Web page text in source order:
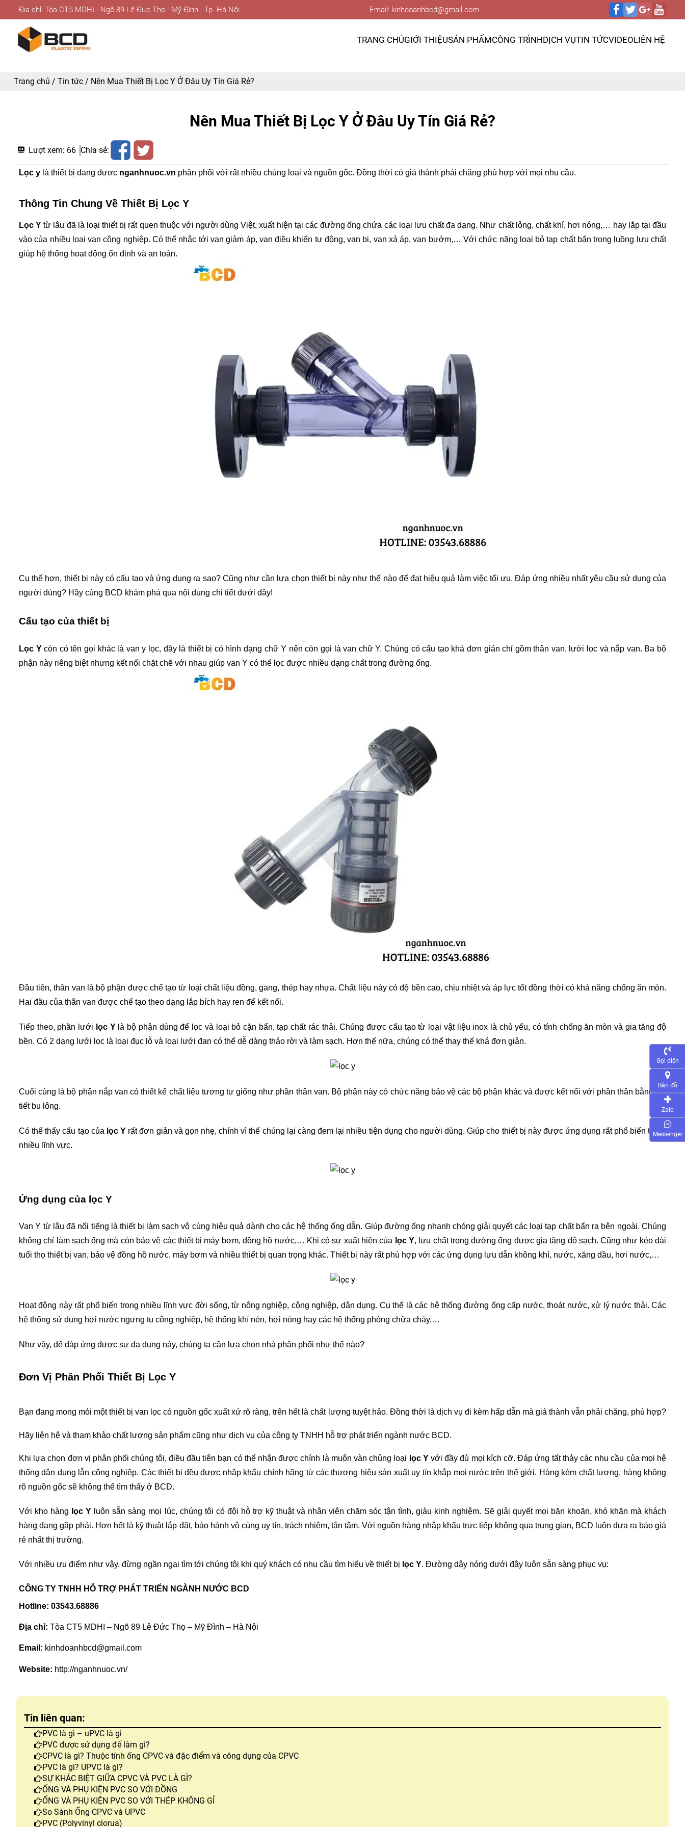
Địa chỉ: Tòa CT5 MDHI - Ngõ 89 Lê Đức Thọ - Mỹ Đình - Tp. Hà Nội Email: kinhdoanhbcd@gmail.com
TRANG CHỦGIỚI THIỆUSẢN PHẨMCÔNG TRÌNHDỊCH VỤTIN TỨCVIDEOLIÊN HỆ
Trang chủ / Tin tức / Nên Mua Thiết Bị Lọc Y Ở Đâu Uy Tín Giá Rẻ?
Nên Mua Thiết Bị Lọc Y Ở Đâu Uy Tín Giá Rẻ?
Lượt xem: 66 Chia sẻ:
Lọc y là thiết bị đang được nganhnuoc.vn phân phối với rất nhiều chủng loại và nguồn gốc. Đồng thời có giá thành phải chăng phù hợp với mọi nhu cầu.
Thông Tin Chung Về Thiết Bị Lọc Y
Lọc Y từ lâu đã là loại thiết bị rất quen thuộc với người dùng Việt, xuất hiện tại các đường ống chứa các loại lưu chất đa dạng. Như chất lỏng, chất khí, hơi nóng,… hay lắp tại đầu
vào của nhiều loại van công nghiệp. Có thể nhắc tới van giảm áp, van điều khiển tự động, van bi, van xả áp, van bướm,… Với chức năng loại bỏ tạp chất bẩn trong luồng lưu chất
giúp hệ thống hoạt động ổn định và an toàn.
Cụ thể hơn, thiết bị này có cấu tạo và ứng dụng ra sao? Cũng như cần lựa chọn thiết bị này như thế nào để đạt hiệu quả làm việc tối ưu. Đáp ứng nhiều nhất yêu cầu sử dụng của
người dùng? Hãy cùng BCD khám phá qua nội dung chi tiết dưới đây!
Cấu tạo của thiết bị
Lọc Y còn có tên gọi khác là van y lọc, đây là thiết bị có hình dạng chữ Y nên còn gọi là van chữ Y. Chúng có cấu tạo khá đơn giản chỉ gồm thân van, lưới lọc và nắp van. Ba bộ
phận này riêng biệt nhưng kết nối chặt chẽ với nhau giúp van Y có thể lọc được nhiều dạng chất trong đường ống.
Đầu tiên, thân van là bộ phận được chế tạo từ loại chất liệu đồng, gang, thép hay nhựa. Chất liệu này có độ bền cao, chịu nhiệt và áp lực tốt đồng thời có khả năng chống ăn mòn.
Hai đầu của thân van được chế tạo theo dạng lắp bích hay ren để kết nối.
Tiếp theo, phần lưới lọc Y là bộ phận dùng để lọc và loại bỏ cặn bẩn, tạp chất rác thải. Chúng được cấu tạo từ loại vật liệu inox là chủ yếu, có tính chống ăn mòn và gia tăng độ
bền. Có 2 dạng lưới lọc là loại đục lỗ và loại lưới đan có thể dễ dàng tháo rời và làm sạch. Hơn thế nữa, chúng có thể thay thế khá đơn giản.
Cuối cùng là bộ phận nắp van có thiết kế chất liệu tương tự giống như phần thân van. Bộ phận này có chức năng bảo vệ các bộ phận khác và được kết nối với phần thân bằng chi
tiết bu lông.
Có thể thấy cấu tạo của lọc Y rất đơn giản và gọn nhẹ, chính vì thế chúng lại càng đem lại nhiều tiện dụng cho người dùng. Giúp cho thiết bị này được ứng dụng rất phổ biến trong
nhiều lĩnh vực.
Ứng dụng của lọc Y
Van Y từ lâu đã nổi tiếng là thiết bị làm sạch vô cùng hiệu quả dành cho các hệ thống ống dẫn. Giúp đường ống nhanh chóng giải quyết các loại tạp chất bẩn ra bên ngoài. Chúng
không chỉ làm sạch ống mà còn bảo vệ các thiết bị máy bơm, đồng hồ nước,… Khi có sự xuất hiện của lọc Y, lưu chất trong đường ống được gia tăng độ sạch. Cũng như kéo dài
tuổi thọ thiết bị van, bảo vệ đồng hồ nước, máy bơm và nhiều thiết bị quan trọng khác. Thiết bị này rất phù hợp với các ứng dụng lưu dẫn không khí, nước, xăng dầu, hơi nước,…
Hoạt động này rất phổ biến trong nhiều lĩnh vực đời sống, từ nông nghiệp, công nghiệp, dân dụng. Cụ thể là các hệ thống đường ống cấp nước, thoát nước, xử lý nước thải. Các
hệ thống sử dụng hơi nước ngưng tụ công nghiệp, hệ thống khí nén, hơi nóng hay các hệ thống phòng chữa cháy,…
Như vậy, để đáp ứng được sự đa dụng này, chúng ta cần lựa chọn nhà phân phối như thế nào?
Đơn Vị Phân Phối Thiết Bị Lọc Y
Bạn đang mong mỏi một thiết bị van lọc có nguồn gốc xuất xứ rõ ràng, trên hết là chất lượng tuyệt hảo. Đồng thời là dịch vụ đi kèm hấp dẫn mà giá thành vẫn phải chăng, phù hợp?
Hãy liên hệ và tham khảo chất lượng sản phẩm cũng như dịch vụ của công ty TNHH hỗ trợ phát triển ngành nước BCD.
Khi lựa chọn đơn vị phân phối chúng tôi, điều đầu tiên bạn có thể nhận được chính là muôn vàn chủng loại lọc Y với đầy đủ mọi kích cỡ. Đáp ứng tất thảy các nhu cầu của mọi hệ
thống dân dụng lẫn công nghiệp. Các thiết bị đều được nhập khẩu chính hãng từ các thương hiệu sản xuất uy tín khắp mọi nước trên thế giới. Hàng kém chất lượng, hàng không
rõ nguồn gốc sẽ không thể tìm thấy ở BCD.
Với kho hàng lọc Y luôn sẵn sàng mọi lúc, chúng tôi có đội hỗ trợ kỹ thuật và nhân viên chăm sóc tận tình, giàu kinh nghiệm. Sẽ giải quyết mọi băn khoăn, khó khăn mà khách
hàng đang gặp phải. Hơn hết là kỹ thuật lắp đặt, bảo hành vô cùng uy tín, trách nhiệm, tận tâm. Với nguồn hàng nhập khẩu trực tiếp không qua trung gian, BCD luôn đưa ra báo giá
rẻ nhất thị trường.
Với nhiều ưu điểm như vậy, đừng ngần ngại tìm tới chúng tôi khi quý khách có nhu cầu tìm hiểu về thiết bị lọc Y. Đường dây nóng dưới đây luôn sẵn sàng phục vụ:
CÔNG TY TNHH HỖ TRỢ PHÁT TRIỂN NGÀNH NƯỚC BCD
Hotline: 03543.68886
Địa chỉ: Tòa CT5 MDHI – Ngõ 89 Lê Đức Thọ – Mỹ Đình – Hà Nội
Email: kinhdoanhbcd@gmail.com
Website: http://nganhnuoc.vn/
Tin liên quan:
PVC là gì – uPVC là gì
PVC được sử dụng để làm gì?
CPVC là gì? Thuộc tính ống CPVC và đặc điểm và công dụng của CPVC
PVC là gì? UPVC là gì?
SỰ KHÁC BIỆT GIỮA CPVC VÀ PVC LÀ GÌ?
ỐNG VÀ PHỤ KIỆN PVC SO VỚI ĐỒNG
ỐNG VÀ PHỤ KIỆN PVC SO VỚI THÉP KHÔNG GỈ
So Sánh Ống CPVC và UPVC
PVC (Polyvinyl clorua)
Gọi điện
Bản đồ
Zalo
Messenger